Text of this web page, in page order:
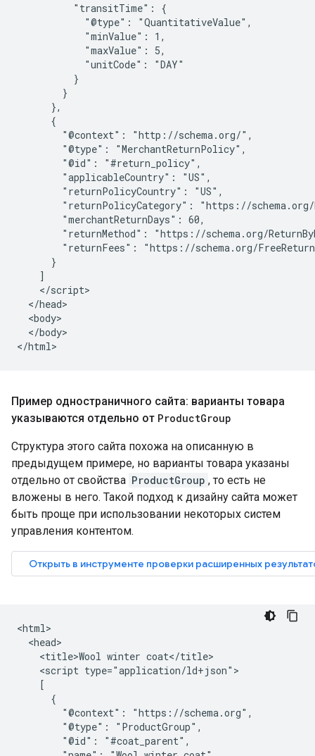
          "transitTime": {
            "@type": "QuantitativeValue",
            "minValue": 1,
            "maxValue": 5,
            "unitCode": "DAY"
          }
        }
      },
      {
        "@context": "http://schema.org/",
        "@type": "MerchantReturnPolicy",
        "@id": "#return_policy",
        "applicableCountry": "US",
        "returnPolicyCountry": "US",
"returnPolicyCategory": "https://
        "merchantReturnDays": 60,
"returnMethod": "https://schema.org/
"returnFees": "https://schema.org/
      }
    ]
    </script>
  </head>
  <body>
  </body>
</html>
Пример одностраничного сайта: варианты товара
указываются отдельно от ProductGroup
Структура этого сайта похожа на описанную в
предыдущем примере, но варианты товара указаны
отдельно от свойства ProductGroup , то есть не
вложены в него. Такой подход к дизайну сайта может
быть проще при использовании некоторых систем
управления контентом.
<html>
  <head>
    <title>Wool winter coat</title>
    <script type="application/ld+json">
    [
      {
        "@context": "https://schema.org",
        "@type": "ProductGroup",
        "@id": "#coat_parent",